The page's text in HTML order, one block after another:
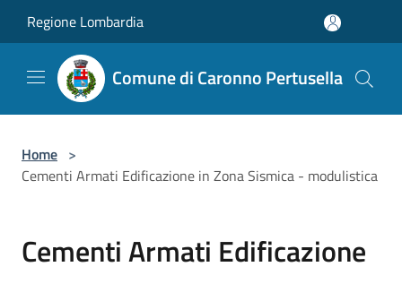
Regione Lombardia
Comune di Caronno Pertusella
Home >
Cementi Armati Edificazione in Zona Sismica - modulistica
Cementi Armati Edificazione